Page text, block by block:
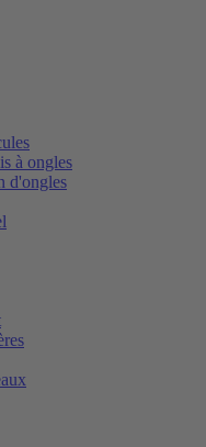
à ongles
d'ongles